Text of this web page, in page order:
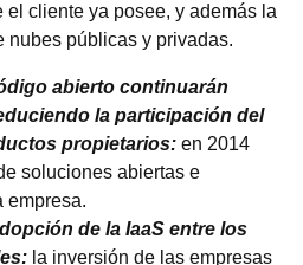
el cliente ya posee, y además la
nubes públicas y privadas.
abierto continuarán
la participación del
propietarios: en 2014
soluciones abiertas e
empresa.
de la IaaS entre los
la inversión de las empresas